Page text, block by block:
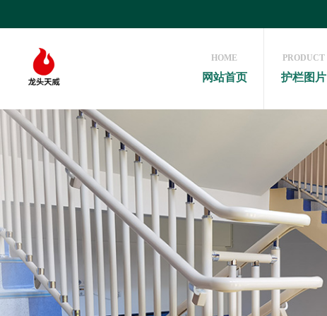
HOME
网站首页
PRODUCT
护栏图片